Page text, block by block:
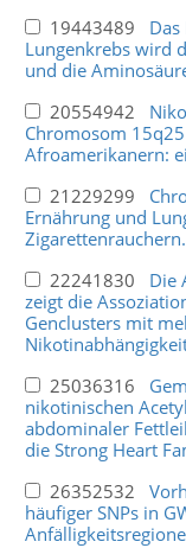
19443489
Lungenkrebs wird
und die
20554942
Chromosom
Afroamerikanern:
21229299
Ernährung und
Zigarettenrauchern.
22241830 Die
zeigt die
Genclusters mit
25036316
nikotinischen
abdominaler
die Strong Heart
26352532
häufiger SNPs in